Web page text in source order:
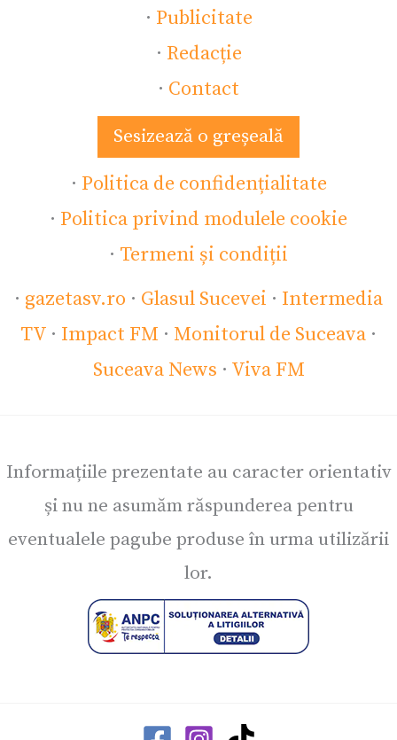
· Publicitate
· Redacție
· Contact
Sesizează o greșeală
· Politica de confidențialitate
· Politica privind modulele cookie
· Termeni și condiții
· gazetasv.ro · Glasul Sucevei · Intermedia
TV · Impact FM · Monitorul de Suceava ·
Suceava News · Viva FM
Informațiile prezentate au caracter orientativ
și nu ne asumăm răspunderea pentru
eventualele pagube produse în urma utilizării
lor.